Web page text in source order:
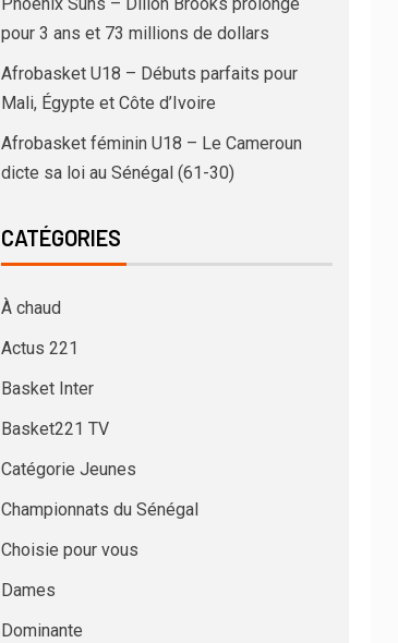
pour 3 ans et 73 millions de dollars
Afrobasket U18 – Débuts parfaits pour
Mali, Égypte et Côte d’Ivoire
Afrobasket féminin U18 – Le Cameroun
dicte sa loi au Sénégal (61-30)
CATÉGORIES
À chaud
Actus 221
Basket Inter
Basket221 TV
Catégorie Jeunes
Championnats du Sénégal
Choisie pour vous
Dames
Dominante